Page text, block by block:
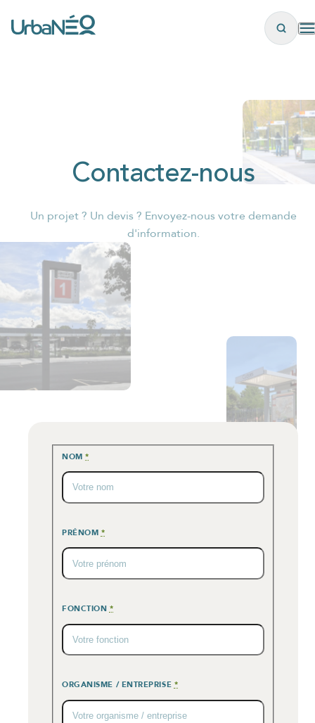
Contactez-nous
Un projet ? Un devis ? Envoyez-nous votre demande
d'information.
NOM*
PRÉNOM *
FONCTION *
ORGANISME / ENTREPRISE *